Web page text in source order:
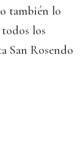
también lo
los
San Rosendo